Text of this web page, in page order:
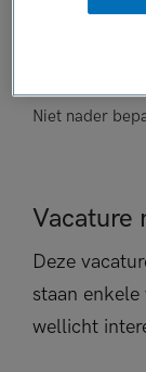
Niet nader
Vacature
Deze
staan
wellicht